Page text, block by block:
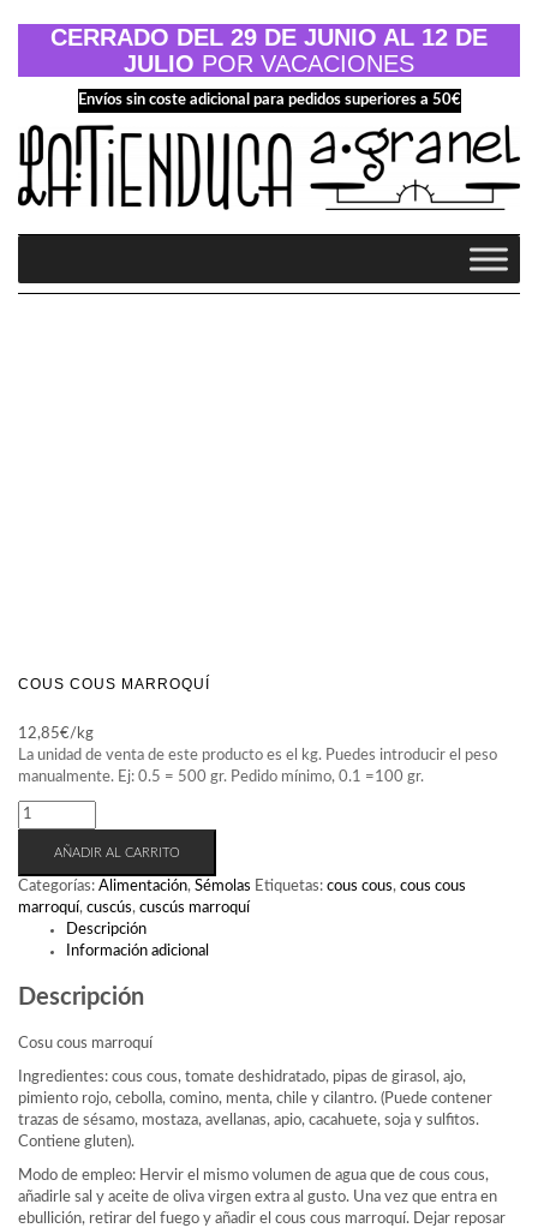
CERRADO DEL 29 DE JUNIO AL 12 DE
JULIO POR VACACIONES
Envíos sin coste adicional para pedidos superiores a 50€
COUS COUS MARROQUÍ
12,85€/kg
COUS
COUS
MARROQUÍ
AÑADIR AL CARRITO
Categorías: Alimentación, Sémolas Etiquetas: cous cous, cous cous
marroquí, cuscús, cuscús marroquí
Descripción
Información adicional
Descripción
Cosu cous marroquí
Ingredientes: cous cous, tomate deshidratado, pipas de girasol, ajo,
pimiento rojo, cebolla, comino, menta, chile y cilantro. (Puede contener
trazas de sésamo, mostaza, avellanas, apio, cacahuete, soja y sulfitos.
Contiene gluten).
Modo de empleo: Hervir el mismo volumen de agua que de cous cous,
añadirle sal y aceite de oliva virgen extra al gusto. Una vez que entra en
ebullición, retirar del fuego y añadir el cous cous marroquí. Dejar reposar